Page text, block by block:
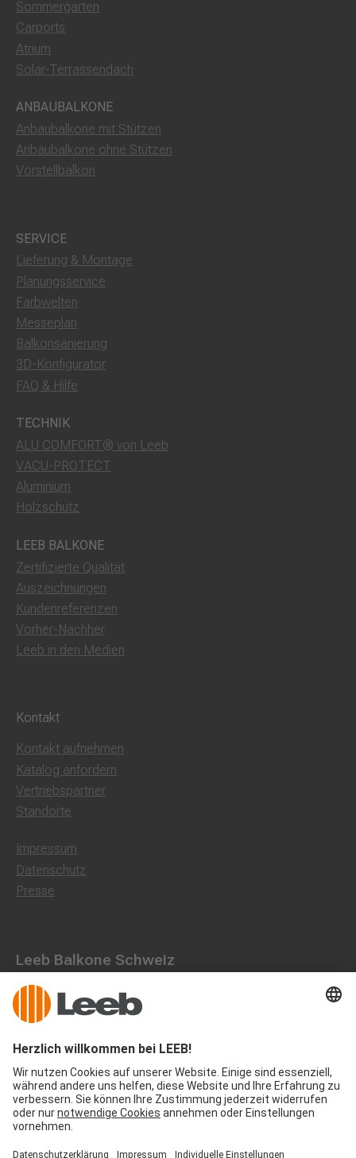
Sommergarten
Carports
Atrium
Solar-Terrassendach
ANBAUBALKONE
Anbaubalkone mit Stützen
Anbaubalkone ohne Stützen
Vorstellbalkon
SERVICE
Lieferung & Montage
Planungsservice
Farbwelten
Messeplan
Balkonsanierung
3D-Konfigurator
FAQ & Hilfe
TECHNIK
ALU COMFORT® von Leeb
VACU-PROTECT
Aluminium
Holzschutz
LEEB BALKONE
Zertifizierte Qualität
Auszeichnungen
Kundenreferenzen
Vorher-Nachher
Leeb in den Medien
Kontakt
Kontakt aufnehmen
Katalog anfordern
Vertriebspartner
Standorte
Impressum
Datenschutz
Presse
Leeb Balkone Schweiz
Landstraße 71, 8750 Glarus
055 536 16 53
office@leeb-balkone.com